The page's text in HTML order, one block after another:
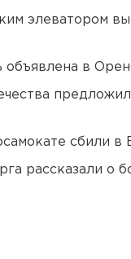
элеватором
объявлена в
сбили в
рассказали о